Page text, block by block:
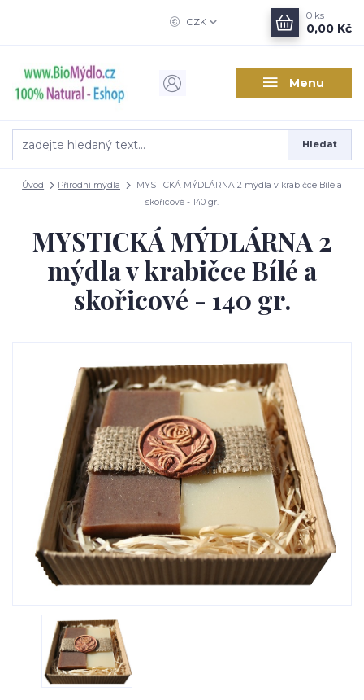
Menu
CZK
Hledat
0 ks
0,00 Kč
Úvod Přírodní mýdla
MYSTICKÁ MÝDLÁRNA 2 mýdla v krabičce Bílé a
skořicové - 140 gr.
MYSTICKÁ MÝDLÁRNA 2
mýdla v krabičce Bílé a
skořicové - 140 gr.